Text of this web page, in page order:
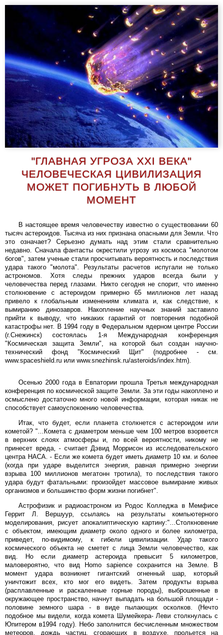
"ГЛАВНАЯ УГРОЗА ХХI ВЕКА"
ЧЕЛОВЕЧЕСКАЯ ЦИВИЛИЗАЦИЯ
МОЖЕТ ПОГИБНУТЬ В ЛЮБОЙ
МОМЕНТ
В настоящее время человечеству известно о существовании 60
тысяч астероидов. Тысяча из них признана опасными для Земли. Что
это означает? Серьезно думать над этим стали сравнительно
недавно. Сначала фантасты окрестили угрозу из космоса "молотом
богов", затем ученые стали просчитывать вероятность и последствия
удара такого "молота". Результаты расчетов испугали не только
астрономов. Хотя следы прежних ударов всегда были у
человечества перед глазами. Никто сегодня не спорит, что именно
столкновение с астероидом примерно 65 миллионов лет назад
привело к глобальным изменениям климата и, как следствие, к
вымиранию динозавров. Накопление научных знаний заставило
прийти к выводу, что никаких гарантий от повторения подобной
катастрофы нет. В 1994 году в Федеральном ядерном центре России
(г.Снежинск) состоялась 1-я Международная конференция
"Космическая защита Земли", на которой был создан научно-
технический фонд "Космический Щит" (подробнее - см.
www.spaceshield.ru или www.snezhinsk.ru/asteroids/index.htm).
Осенью 2000 года в Евпатории прошла Третья международная
конференция по космической защите Земли. За эти годы накоплено и
осмыслено достаточно много новой информации, которая никак не
способствует самоуспокоению человечества.
Итак, что будет, если планета столкнется с астероидом или
кометой? "...Комета с диаметром меньше чем 100 метров взорвется
в верхних слоях атмосферы и, по всей вероятности, никому не
принесет вреда, - считает Дэвид Моррисон из исследовательского
центра НАСА. - Если же комета будет иметь диаметр 10 км. и более
(когда при ударе выделится энергия, равная примерно энергии
взрыва 100 миллионов мегатонн тротила), то последствия такого
удара будут фатальными: произойдет массовое вымирание живых
организмов и большинство форм жизни погибнет".
Астрофизик и радиоастроном из Родос Колледжа в Мемфисе
Геррит Л. Вершуур, ссылаясь на результаты компьютерного
моделирования, рисует апокалиптическую картину:"...Столкновение
с объектом, имеющим диаметр около одного и более километра,
приведет, по-видимому, к гибели цивилизации. Удар такого
космического объекта не сметет с лица Земли человечество, как
вид. Но если диаметр астероида превысит 5 километров,
маловероятно, что вид Homo sapience сохранится на Земле. В
момент удара возникнет гигантский огненный шар, который
уничтожит всех, кто мог его видеть. Затем продукты взрыва
(расплавленные и раскаленные горные породы), выброшенные в
окружающее пространство, начнут выпадать на большой площади -
половине земного шара - в виде пылающих осколков. (Нечто
подобное мы видели, когда комета Шумейкера- Леви столкнулась с
Юпитером в1994 году). Небо заполнится бесчисленным множеством
метеоров, дождь частиц, сгорающих в воздухе, прольется на